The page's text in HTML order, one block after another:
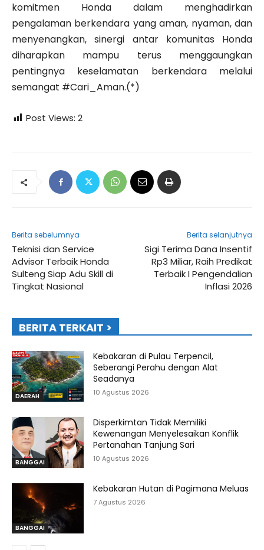
komitmen Honda dalam menghadirkan
pengalaman berkendara yang aman, nyaman, dan
menyenangkan, sinergi antar komunitas Honda
diharapkan mampu terus menggaungkan
pentingnya keselamatan berkendara melalui
semangat #Cari_Aman.(*)
Post Views: 2
Berita sebelumnya
Teknisi dan Service
Advisor Terbaik Honda
Sulteng Siap Adu Skill di
Tingkat Nasional
Berita selanjutnya
Sigi Terima Dana Insentif
Rp3 Miliar, Raih Predikat
Terbaik I Pengendalian
Inflasi 2026
BERITA TERKAIT >
DAERAH
Kebakaran di Pulau Terpencil,
Seberangi Perahu dengan Alat
Seadanya
10 Agustus 2026
BANGGAI
Disperkimtan Tidak Memiliki
Kewenangan Menyelesaikan Konflik
Pertanahan Tanjung Sari
10 Agustus 2026
BANGGAI
Kebakaran Hutan di Pagimana Meluas
7 Agustus 2026